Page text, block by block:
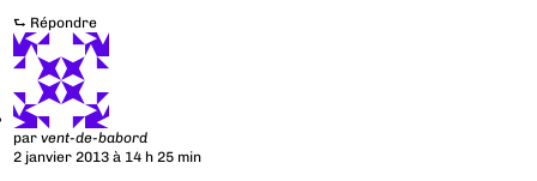
⮑ Répondre
parvent-de-babord
2 janvier 2013 à 14 h 25 min